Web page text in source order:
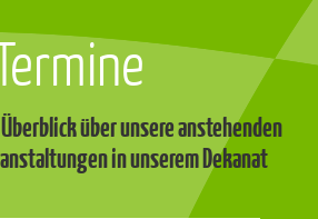
über unsere anstehenden
in unserem Dekanat